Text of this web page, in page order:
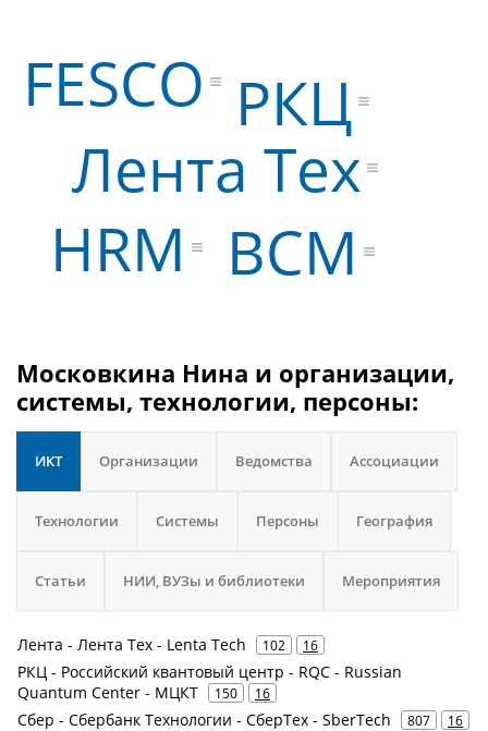
Лента Тех
РКЦ
FESCO
HRM BCM
Московкина Нина и организации,
системы, технологии, персоны:
ИКТ Организации Ведомства Ассоциации
Технологии Системы Персоны География
Статьи НИИ, ВУЗы и библиотеки Мероприятия
Лента - Лента Тех - Lenta Tech 102 16
РКЦ - Российский квантовый центр - RQC - Russian
Quantum Center - МЦКТ
150 16
Сбер - Сбербанк Технологии - СберТех - SberTech 807 16